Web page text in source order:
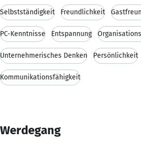
Selbstständigkeit Freundlichkeit
PC-Kenntnisse Entspannung
Unternehmerisches Denken Persönlichkeit
Kommunikationsfähigkeit
Werdegang